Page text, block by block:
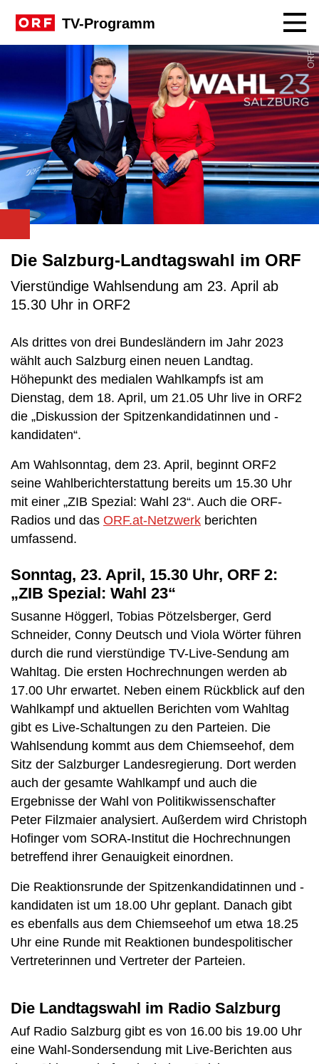
TV-Programm
ORF
Die Salzburg-Landtagswahl im ORF
Vierstündige Wahlsendung am 23. April ab
15.30 Uhr in ORF2
Als drittes von drei Bundesländern im Jahr 2023
wählt auch Salzburg einen neuen Landtag.
Höhepunkt des medialen Wahlkampfs ist am
Dienstag, dem 18. April, um 21.05 Uhr live in ORF2
die „Diskussion der Spitzenkandidatinnen und -
kandidaten“.
Am Wahlsonntag, dem 23. April, beginnt ORF2
seine Wahlberichterstattung bereits um 15.30 Uhr
mit einer „ZIB Spezial: Wahl 23“. Auch die ORF-
Radios und das ORF.at-Netzwerk berichten
umfassend.
Sonntag, 23. April, 15.30 Uhr, ORF 2:
„ZIB Spezial: Wahl 23“
Susanne Höggerl, Tobias Pötzelsberger, Gerd
Schneider, Conny Deutsch und Viola Wörter führen
durch die rund vierstündige TV-Live-Sendung am
Wahltag. Die ersten Hochrechnungen werden ab
17.00 Uhr erwartet. Neben einem Rückblick auf den
Wahlkampf und aktuellen Berichten vom Wahltag
gibt es Live-Schaltungen zu den Parteien. Die
Wahlsendung kommt aus dem Chiemseehof, dem
Sitz der Salzburger Landesregierung. Dort werden
auch der gesamte Wahlkampf und auch die
Ergebnisse der Wahl von Politikwissenschafter
Peter Filzmaier analysiert. Außerdem wird Christoph
Hofinger vom SORA-Institut die Hochrechnungen
betreffend ihrer Genauigkeit einordnen.
Die Reaktionsrunde der Spitzenkandidatinnen und -
kandidaten ist um 18.00 Uhr geplant. Danach gibt
es ebenfalls aus dem Chiemseehof um etwa 18.25
Uhr eine Runde mit Reaktionen bundespolitischer
Vertreterinnen und Vertreter der Parteien.
Die Landtagswahl im Radio Salzburg
Auf Radio Salzburg gibt es von 16.00 bis 19.00 Uhr
eine Wahl-Sondersendung mit Live-Berichten aus